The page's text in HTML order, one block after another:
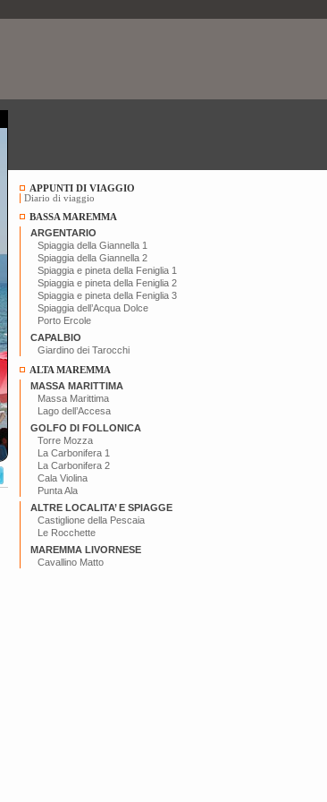
APPUNTI DI VIAGGIO
Diario di viaggio
BASSA MAREMMA
ARGENTARIO
Spiaggia della Giannella 1
Spiaggia della Giannella 2
Spiaggia e pineta della Feniglia 1
Spiaggia e pineta della Feniglia 2
Spiaggia e pineta della Feniglia 3
Spiaggia dell’Acqua Dolce
Porto Ercole
CAPALBIO
Giardino dei Tarocchi
ALTA MAREMMA
MASSA MARITTIMA
Massa Marittima
Lago dell’Accesa
GOLFO DI FOLLONICA
Torre Mozza
La Carbonifera 1
La Carbonifera 2
Cala Violina
Punta Ala
ALTRE LOCALITA’ E SPIAGGE
Castiglione della Pescaia
Le Rocchette
MAREMMA LIVORNESE
Cavallino Matto